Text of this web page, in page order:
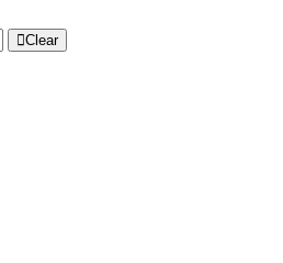
Clear